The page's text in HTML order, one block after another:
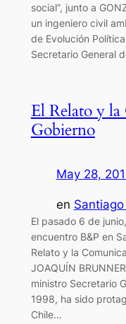
social”, junto a
un ingeniero civil
de Evolución
Secretario General
El Relato y
Gobierno
May 28,
en
El pasado 6 de
encuentro B&P en
Relato y la
JOAQUÍN
ministro Secretario
1998, ha sido
Chile…